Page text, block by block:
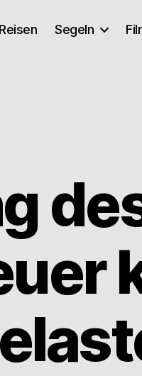
Reisen Segeln